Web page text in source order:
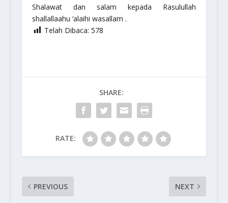
Shalawat dan salam kepada Rasulullah
shallallaahu ‘alaihi wasallam .
Telah Dibaca: 578
SHARE:
RATE:
PREVIOUS NEXT